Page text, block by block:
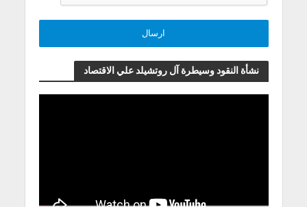
نشأة النقود وسيطرة آل روتشيلد علي الاقتصاد